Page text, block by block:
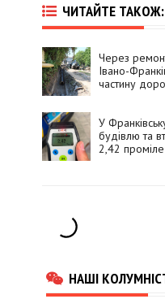
ЧИТАЙТЕ ТАКОЖ:
Через
Івано-
частину
У
будівлю та
2,42 проміле
НАШІ